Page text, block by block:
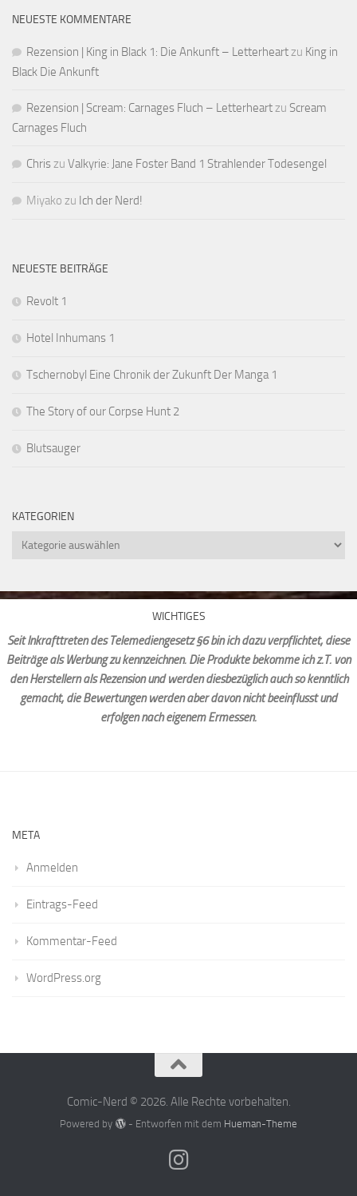
NEUESTE KOMMENTARE
Rezension | King in Black 1: Die Ankunft – Letterheartzu King in
Black Die Ankunft
Rezension | Scream: Carnages Fluch – Letterheartzu Scream
Carnages Fluch
Chriszu Valkyrie: Jane Foster Band 1 Strahlender Todesengel
Miyako zu Ich der Nerd!
NEUESTE BEITRÄGE
Revolt 1
Hotel Inhumans 1
Tschernobyl Eine Chronik der Zukunft Der Manga 1
The Story of our Corpse Hunt 2
Blutsauger
KATEGORIEN
Kategorien
WICHTIGES
Seit Inkrafttreten des Telemediengesetz §6 bin ich dazu verpflichtet, diese
Beiträge als Werbung zu kennzeichnen. Die Produkte bekomme ich z.T. von
den Herstellern als Rezension und werden diesbezüglich auch so kenntlich
gemacht, die Bewertungen werden aber davon nicht beeinflusst und
erfolgen nach eigenem Ermessen.
META
Anmelden
Eintrags-Feed
Kommentar-Feed
WordPress.org
Comic-Nerd © 2026. Alle Rechte vorbehalten.
Powered by - Entworfen mit dem Hueman-Theme